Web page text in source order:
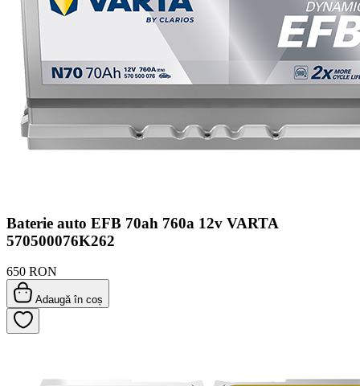
Baterie auto EFB 70ah 760a 12v VARTA
570500076K262
650 RON
Adaugă în coș